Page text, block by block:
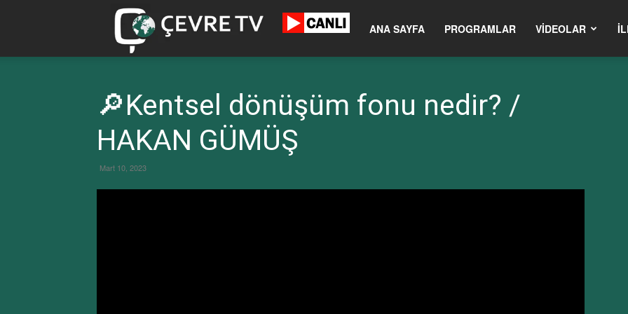
cevretv.com.tr ANA SAYFA PROGRAMLAR VIDEOLAR
🔎Kentsel dönüşüm fonu nedir? /
HAKAN GÜMÜŞ
Mart 10, 2023